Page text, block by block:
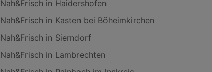
Nah&Frisch in Haidershofen
Nah&Frisch in Kasten bei Böheimkirchen
Nah&Frisch in Sierndorf
Nah&Frisch in Lambrechten